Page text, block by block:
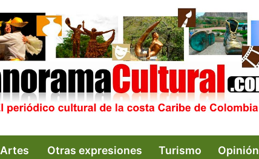
Artes Otras expresiones Turismo Opinión